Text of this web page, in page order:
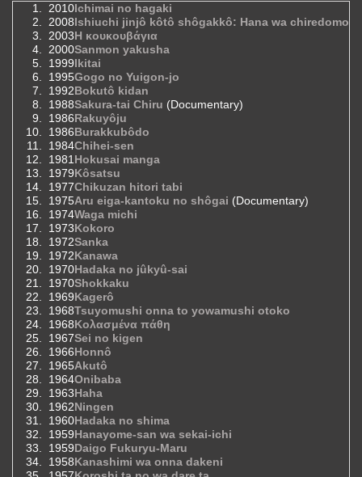
2010Ichimai no hagaki
2008Ishiuchi jinjô kôtô shôgakkô: Hana wa chiredomo
2003Η κουκουβάγια
2000Sanmon yakusha
1999Ikitai
1995Gogo no Yuigon-jo
1992Bokutô kidan
1988Sakura-tai Chiru (Documentary)
1986Rakuyôju
1986Burakkubôdo
1984Chihei-sen
1981 Hokusai manga
1979Kôsatsu
1977Chikuzan hitori tabi
1975Aru eiga-kantoku no shôgai (Documentary)
1974Waga michi
1973Kokoro
1972Sanka
1972Kanawa
1970Hadaka no jûkyû-sai
1970Shokkaku
1969Kagerô
1968Tsuyomushi onna to yowamushi otoko
1968Κολασμένα πάθη
1967Sei no kigen
1966Honnô
1965Akutô
1964Onibaba
1963Haha
1962Ningen
1960Hadaka no shima
1959Hanayome-san wa sekai-ichi
1959Daigo Fukuryu-Maru
1958Kanashimi wa onna dakeni